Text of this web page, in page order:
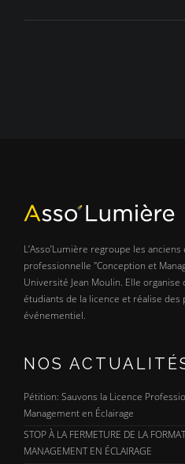
L’Asso’Lumière regroupe les
professionnelle "Conception et
Université Jean Moulin. Elle
étudiants de la licence et réalise des
événementiel.
NOS
Pétition: Sauvons la Licence
Management en Éclairage
STOP À LA FERMETURE DE LA
MANAGEMENT EN ÉCLAIRAGE